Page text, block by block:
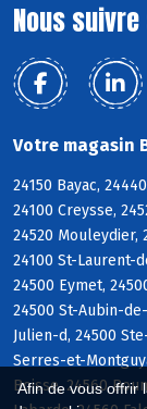
Afin de vous offrir
Nous
Votre magasin
24150 Bayac,
24100 Creysse,
24520 Mouleydier,
24100 St-Laurent-
24500 Eymet,
24500 St-Aubin-
Julien-d, 24500
Serres-et-
Boisse, 24560